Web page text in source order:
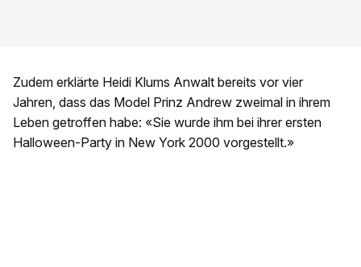
Zudem erklärte Heidi Klums Anwalt bereits vor vier
Jahren, dass das Model Prinz Andrew zweimal in ihrem
Leben getroffen habe: «Sie wurde ihm bei ihrer ersten
Halloween-Party in New York 2000 vorgestellt.»